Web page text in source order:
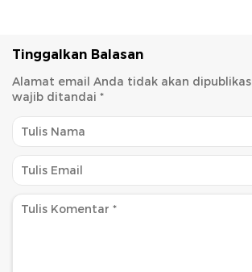
Tinggalkan Balasan
Alamat email Anda tidak akan
wajib ditandai *